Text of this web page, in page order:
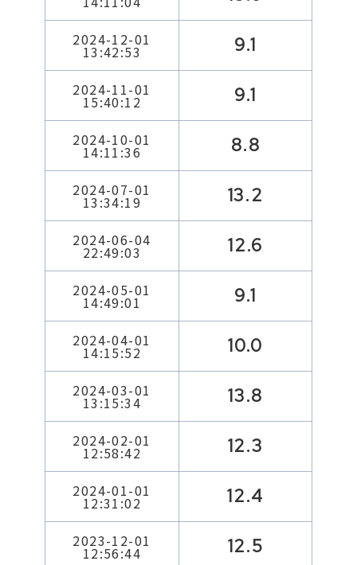
2024-12-01
13:42:53 9.1
2024-11-01
15:40:12 9.1
2024-10-01
14:11:36 8.8
2024-07-01
13:34:19 13.2
2024-06-04
22:49:03 12.6
2024-05-01
14:49:01 9.1
2024-04-01
14:15:52 10.0
2024-03-01
13:15:34 13.8
2024-02-01
12:58:42 12.3
2024-01-01
12:31:02 12.4
2023-12-01
12:56:44 12.5